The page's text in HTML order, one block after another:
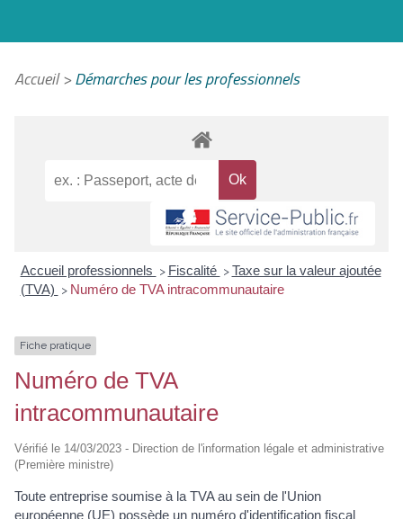
Accueil>Démarches pour les professionnels
Accueil professionnels > Fiscalité > Taxe sur la valeur ajoutée
(TVA) > Numéro de TVA intracommunautaire
Fiche pratique
Numéro de TVA
intracommunautaire
Vérifié le 14/03/2023 - Direction de l'information légale et administrative
(Première ministre)
Toute entreprise soumise à la TVA au sein de l'Union
européenne (UE) possède un numéro d'identification fiscal